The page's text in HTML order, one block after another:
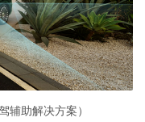
辅助解决方案）